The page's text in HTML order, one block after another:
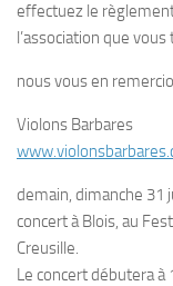
effectuez le
l’association que
nous vous en
Violons Barbares
demain, dimanche 31
concert à Blois, au
Creusille.
Le concert débutera à